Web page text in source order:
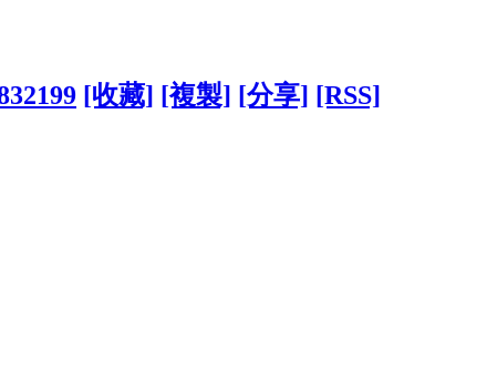
[收藏] [複製] [分享] [RSS]